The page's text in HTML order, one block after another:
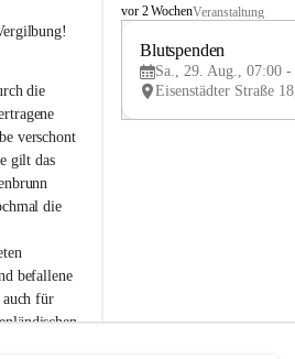
die
verschont
gilt das
die
befallene
auch für
oder
B
e
u
vor 2 WochenVeranstaltung
Blutspenden
Sa., 29. Aug., 07:00 -